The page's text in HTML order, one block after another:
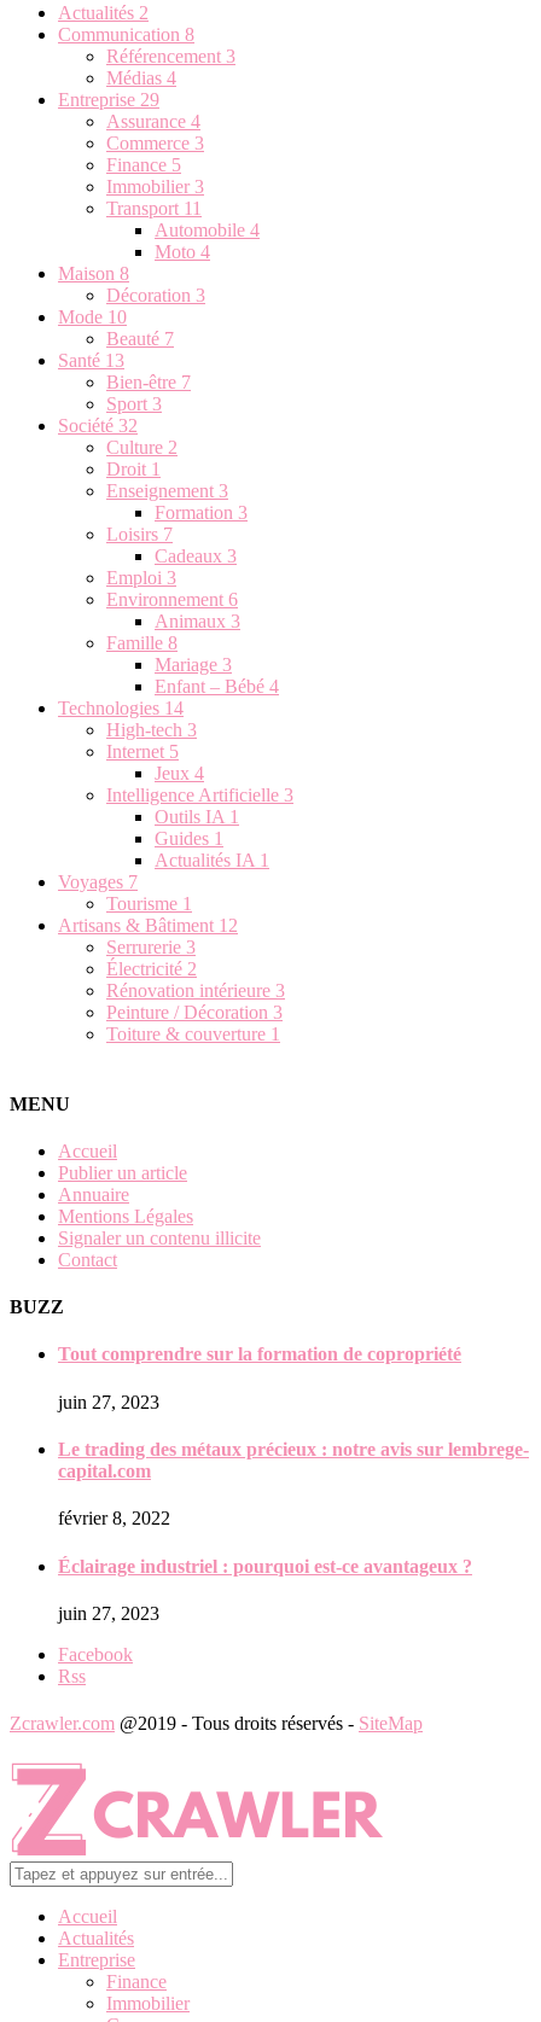
Actualités 2
Communication 8
Référencement 3
Médias 4
Entreprise 29
Assurance 4
Commerce 3
Finance 5
Immobilier 3
Transport 11
Automobile 4
Moto 4
Maison 8
Décoration 3
Mode 10
Beauté 7
Santé 13
Bien-être 7
Sport 3
Société 32
Culture 2
Droit 1
Enseignement 3
Formation 3
Loisirs 7
Cadeaux 3
Emploi 3
Environnement 6
Animaux 3
Famille 8
Mariage 3
Enfant – Bébé 4
Technologies 14
High-tech 3
Internet 5
Jeux 4
Intelligence Artificielle 3
Outils IA 1
Guides 1
Actualités IA 1
Voyages 7
Tourisme 1
Artisans & Bâtiment 12
Serrurerie 3
Électricité 2
Rénovation intérieure 3
Peinture / Décoration 3
Toiture & couverture 1
MENU
Accueil
Publier un article
Annuaire
Mentions Légales
Signaler un contenu illicite
Contact
BUZZ
Tout comprendre sur la formation de copropriété
juin 27, 2023
Le trading des métaux précieux : notre avis sur lembrege-
capital.com
février 8, 2022
Éclairage industriel : pourquoi est-ce avantageux ?
juin 27, 2023
Facebook
Rss
Zcrawler.com @2019 - Tous droits réservés - SiteMap
Accueil
Actualités
Entreprise
Finance
Immobilier